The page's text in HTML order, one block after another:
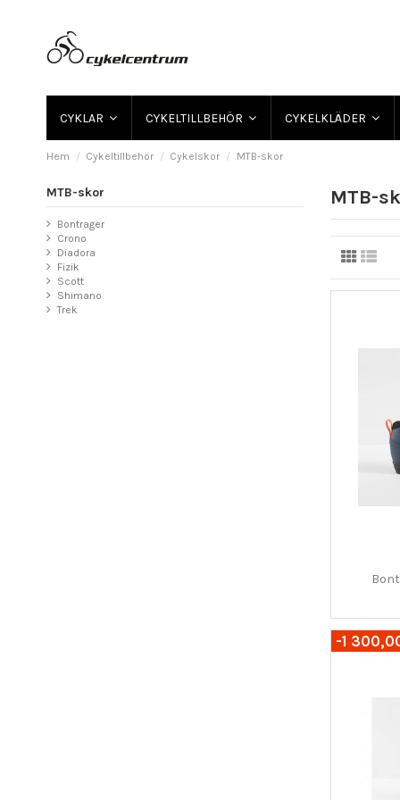
CYKLAR CYKELTILLBEHÖR CYKELKLÄDER
Hem Cykeltillbehör Cykelskor MTB-skor
MTB-
-1
MTB-skor
Bontrager
Crono
Diadora
Fizik
Scott
Shimano
Trek